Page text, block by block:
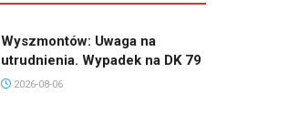
Wyszmontów: Uwaga na
utrudnienia. Wypadek na DK 79
2026-08-06